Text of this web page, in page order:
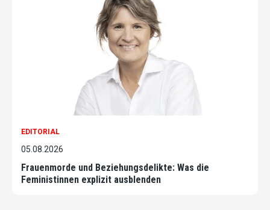
EDITORIAL
05.08.2026
Frauenmorde und Beziehungsdelikte: Was die
Feministinnen explizit ausblenden